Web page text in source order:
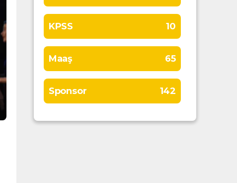
KPSS 10
Maaş 65
Sponsor 142